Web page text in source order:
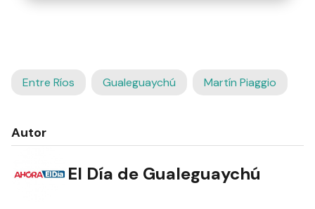
Entre Ríos Gualeguaychú Martín Piaggio
Autor
El Día de Gualeguaychú